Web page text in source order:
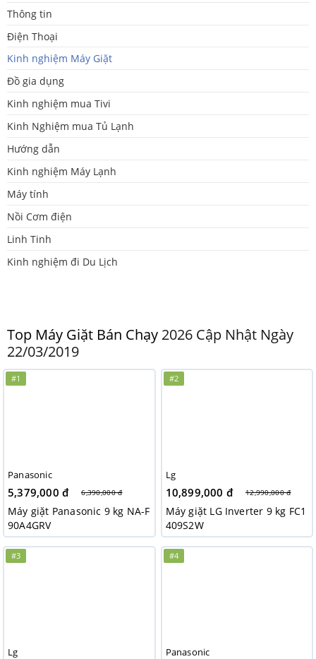
Thông tin
Điện Thoại
Kinh nghiệm Máy Giặt
Đồ gia dụng
Kinh nghiệm mua Tivi
Kinh Nghiệm mua Tủ Lạnh
Hướng dẫn
Kinh nghiệm Máy Lạnh
Máy tính
Nồi Cơm điện
Linh Tinh
Kinh nghiệm đi Du Lịch
Top Máy Giặt Bán Chạy 2026 Cập Nhật Ngày
22/03/2019
#1
Panasonic
5,379,000 đ 6,390,000 đ
Máy giặt Panasonic 9 kg NA-F
90A4GRV
#2
Lg
10,899,000 đ 12,990,000 đ
Máy giặt LG Inverter 9 kg FC1
409S2W
#3
Lg
#4
Panasonic